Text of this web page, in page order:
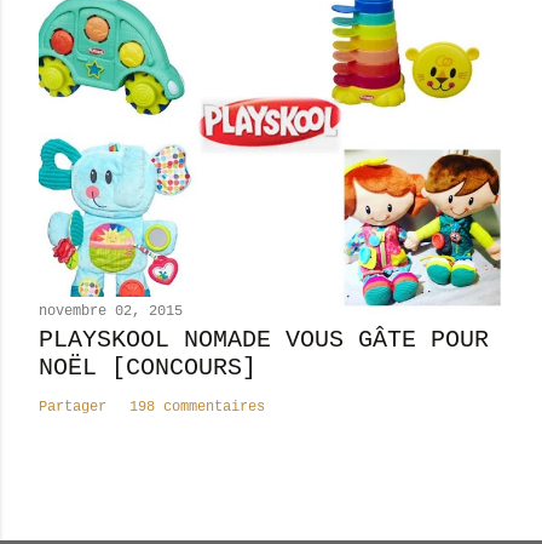
novembre 02, 2015
PLAYSKOOL NOMADE VOUS GÂTE POUR
NOËL [CONCOURS]
Partager 198 commentaires